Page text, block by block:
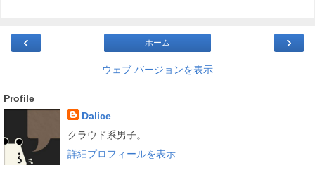
‹ ›
ホーム
ウェブ バージョンを表示
Profile
Dalice
クラウド系男子。
詳細プロフィールを表示